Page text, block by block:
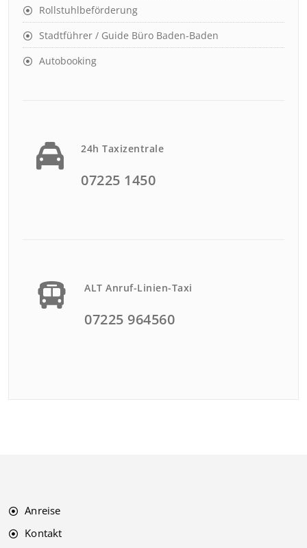
Rollstuhlbeförderung
Stadtführer / Guide Büro Baden-Baden
Autobooking
24h Taxizentrale
07225 1450
ALT Anruf-Linien-Taxi
07225 964560
Anreise
Kontakt